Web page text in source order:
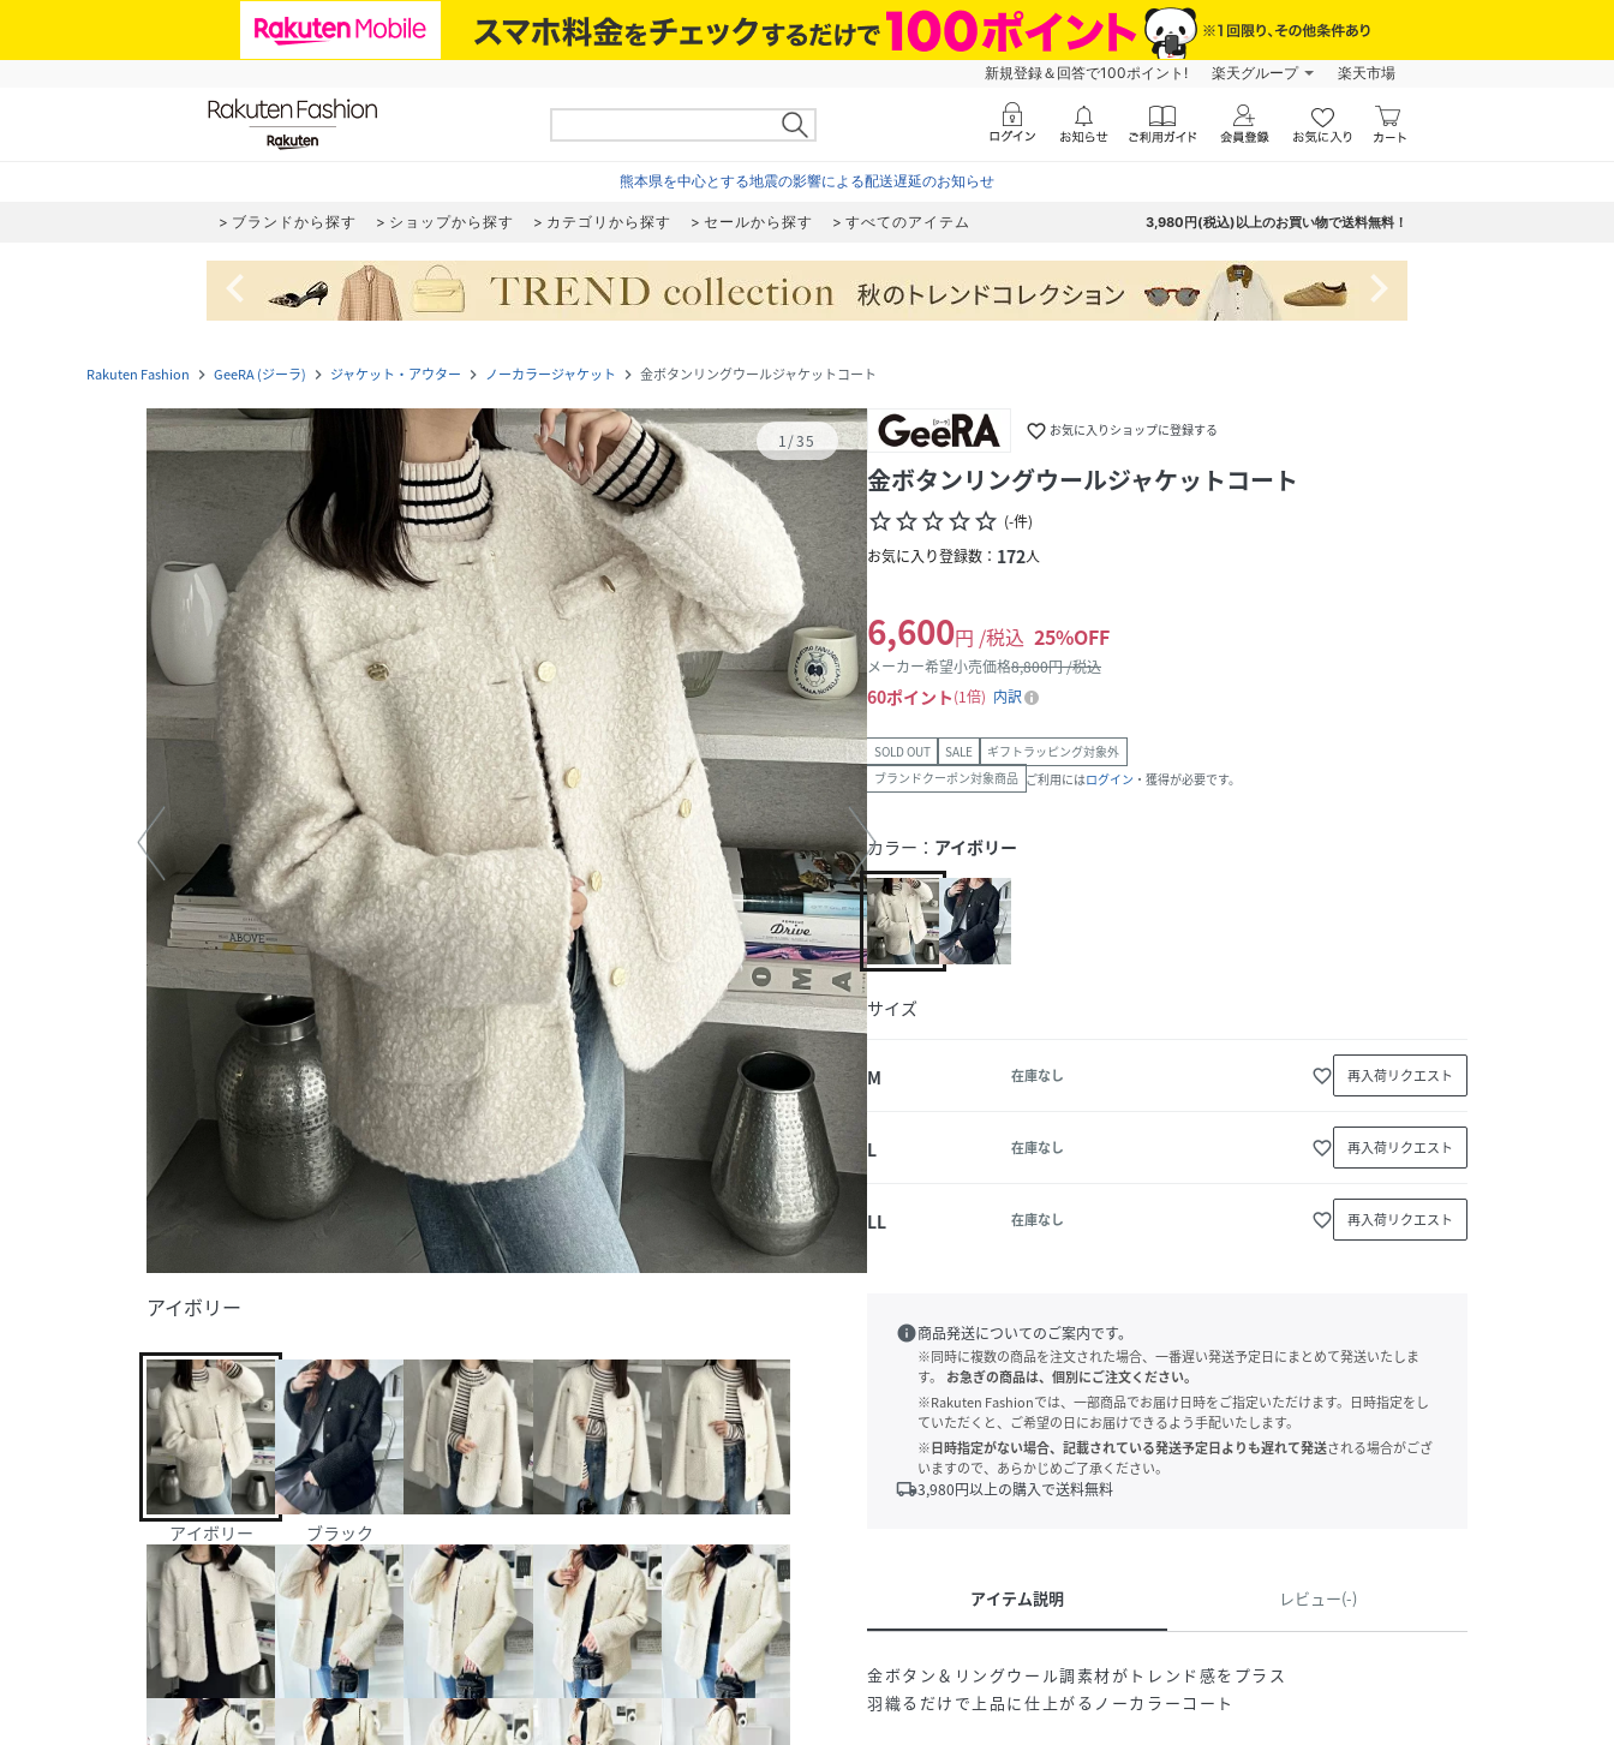
新規登録＆回答で100ポイント! 楽天グループ 楽天市場
熊本県を中心とする地震の影響による配送遅延のお知らせ
ブランドから探す ショップから探す カテゴリから探す セールから探す すべてのアイテム 3,980円(税込)以上のお買い物で送料無料！
navigate_before navigate_next
Rakuten Fashion navigate_next GeeRA (ジーラ) navigate_next ジャケット・アウター navigate_next ノーカラージャケット navigate_next 金ボタンリングウールジャケットコート
1/35
アイボリー
アイボリー ブラック
favorite_border お気に入りショップに登録する
金ボタンリングウールジャケットコート
star_borderstar_borderstar_borderstar_borderstar_border (-件)
お気に入り登録数： 172人
6,600円 /税込 25%OFF
メーカー希望小売価格8,800円 /税込
60ポイント 1倍 内訳
SOLD OUT SALE
ギフトラッピング対象外
ブランドクーポン対象商品 ご利用にはログイン ・獲得が必要です。
カラー： アイボリー
サイズ
M 在庫なし favorite_border 再入荷リクエスト
L 在庫なし favorite_border 再入荷リクエスト
LL 在庫なし favorite_border 再入荷リクエスト
info商品発送についてのご案内です。
※同時に複数の商品を注文された場合、一番遅い発送予定日にまとめて発送いたしま
す。
お急ぎの商品は、個別にご注文ください。
※Rakuten Fashionでは、一部商品でお届け日時をご指定いただけます。日時指定をし
ていただくと、ご希望の日にお届けできるよう手配いたします。
※日時指定がない場合、記載されている発送予定日よりも遅れて発送される場合がござ
いますので、あらかじめご了承ください。
local_shipping3,980円以上の購入で送料無料
アイテム説明 レビュー(-)
金ボタン＆リングウール調素材がトレンド感をプラス
羽織るだけで上品に仕上がるノーカラーコート